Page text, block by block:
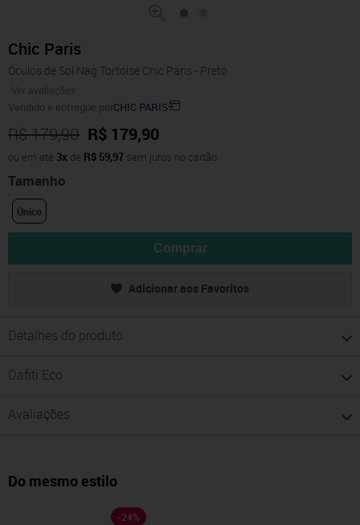
Chic Paris
Óculos de Sol Nag Tortoise Chic Paris - Preto
Ver avaliações
Vendido e entregue porCHIC PARIS
R$ 179,90 R$ 179,90
ou em até 3x de R$ 59,97 sem juros no cartão
Tamanho
Único
Comprar
Adicionar aos Favoritos
Detalhes do produto
Dafiti Eco
Avaliações
Do mesmo estilo
-24%